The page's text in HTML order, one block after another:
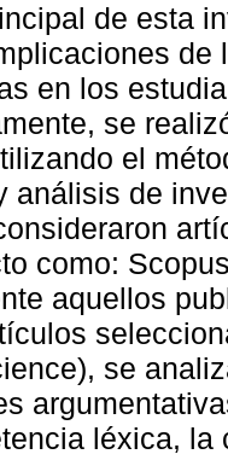
de esta
de
en los
se
el
análisis de
como:
aquellos
se
léxica,